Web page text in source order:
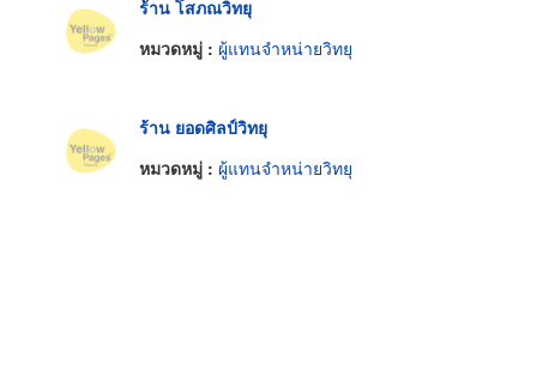
ร้าน โสภณวิทยุ
หมวดหมู่ : ผู้แทนจำหน่ายวิทยุ
ร้าน ยอดศิลป์วิทยุ
หมวดหมู่ : ผู้แทนจำหน่ายวิทยุ